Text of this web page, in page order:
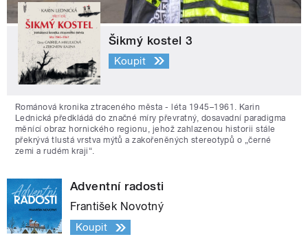
Šikmý kostel 3
Koupit
Románová kronika ztraceného města - léta 1945–1961. Karin
Lednická předkládá do značné míry převratný, dosavadní paradigma
měnící obraz hornického regionu, jehož zahlazenou historii stále
překrývá tlustá vrstva mýtů a zakořeněných stereotypů o „černé
zemi a rudém kraji“.
Adventní radosti
František Novotný
Koupit